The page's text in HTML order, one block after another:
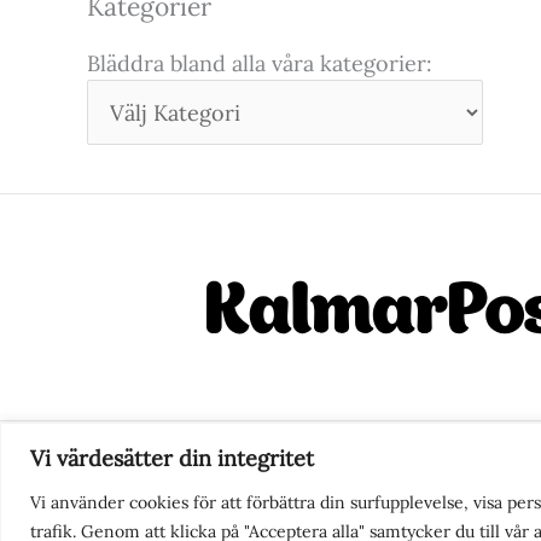
Vi värdesätter din integritet
Vi använder cookies för att förbättra din surfupplevelse, visa
trafik. Genom att klicka på "Acceptera alla" samtycker du till vår
Kategorier
Bläddra bland alla våra kategorier:
Nyhetstips eller frågor?